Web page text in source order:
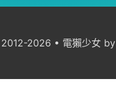
2026 • 電獺少女 by